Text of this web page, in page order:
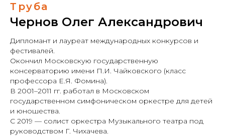
Труба
Чернов Олег Александрович
Дипломант и лауреат международных конкурсов и
фестивалей.
Окончил Московскую государственную
консерваторию имени П.И. Чайковского (класс
профессора Е.Я. Фомина).
В 2001–2011 гг. работал в Московском
государственном симфоническом оркестре для детей
и юношества.
С 2019 — солист оркестра Музыкального театра под
руководством Г. Чихачева.